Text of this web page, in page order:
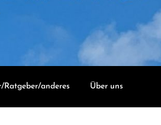
Ratgeber/anderes Über uns